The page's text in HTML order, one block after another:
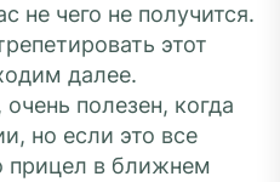
не чего не получится.
этот
далее.
полезен, когда
но если это все
прицел в ближнем